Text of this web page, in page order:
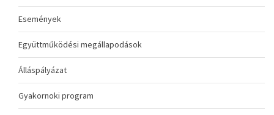
Események
Együttműködési megállapodások
Álláspályázat
Gyakornoki program